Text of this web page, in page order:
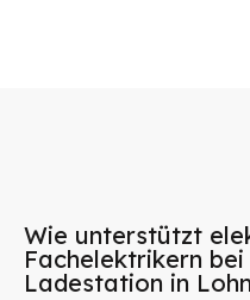
Wie unterstützt
Fachelektrikern
Ladestation in